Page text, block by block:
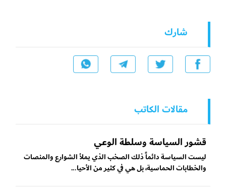
شارك
مقالات الكاتب
قشور السياسة وسلطة الوعي
ليست السياسة دائماً ذلك الصخب الذي يملأ الشوارع والمنصات
والخطابات الحماسية، بل هي في كثير من الأحيا...